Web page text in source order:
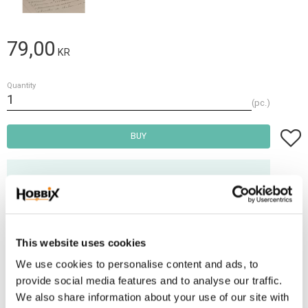
This website uses cookies
We use cookies to personalise content and ads, to
provide social media features and to analyse our traffic.
We also share information about your use of our site with
79,00 KR
Quantity
pc.
BUY Add
Fri frakt över 2500:-
Stock status
6 pc. in stock
Article SKU
JF-38